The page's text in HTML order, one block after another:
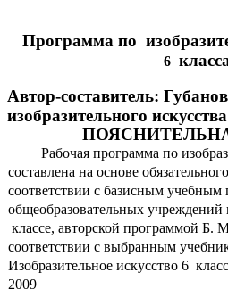
Программа по
6
Автор-составитель:
изобразительного искусства
Рабочая программа по
составлена на основе
соответствии с базисным учебным
общеобразовательных учреждений
классе, авторской программой
соответствии с выбранным
Изобразительное искусство 6
2009